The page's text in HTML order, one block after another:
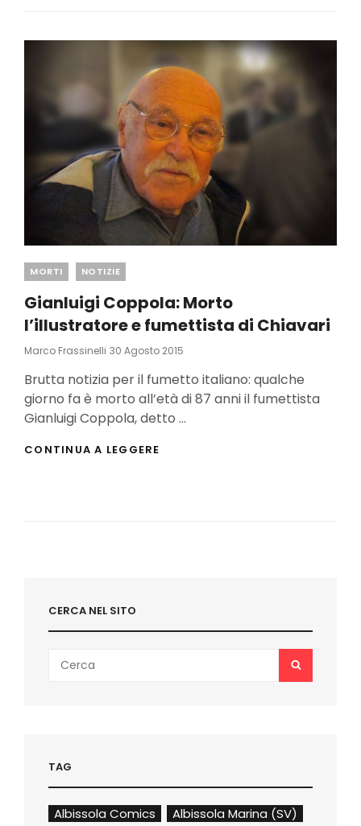
Categories
MORTI NOTIZIE
Gianluigi Coppola: Morto
l’illustratore e fumettista di Chiavari
Marco Frassinelli Posted
30 Agosto 2015
Brutta notizia per il fumetto italiano: qualche
giorno fa è morto all’età di 87 anni il fumettista
Gianluigi Coppola, detto …
CONTINUA A LEGGERE
CERCA NEL SITO
for:
SEARCH
TAG
Albissola Comics
Albissola Marina (SV)